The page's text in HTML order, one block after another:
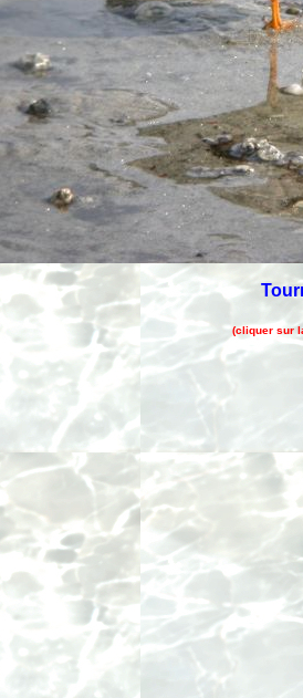
(cliquer sur